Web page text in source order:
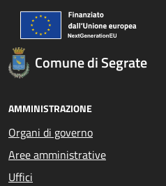
Comune di Segrate
AMMINISTRAZIONE
Organi di governo
Aree amministrative
Uffici